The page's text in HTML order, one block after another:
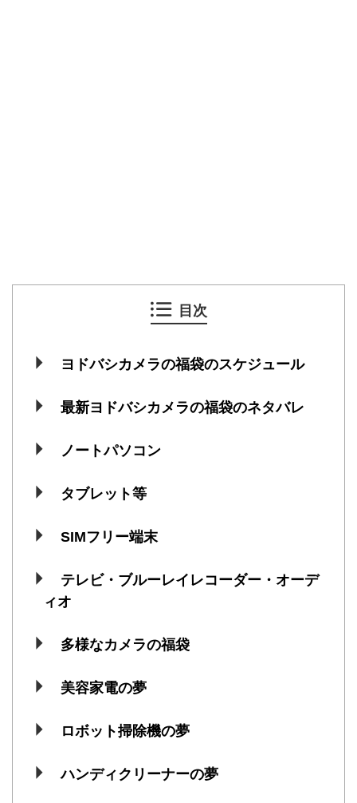
目次
ヨドバシカメラの福袋のスケジュール
最新ヨドバシカメラの福袋のネタバレ
ノートパソコン
タブレット等
SIMフリー端末
テレビ・ブルーレイレコーダー・オーデ
ィオ
多様なカメラの福袋
美容家電の夢
ロボット掃除機の夢
ハンディクリーナーの夢